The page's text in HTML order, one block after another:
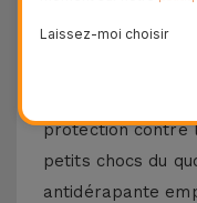
La coque en
par sa légèreté
de matériaux de
protection contre
petits chocs du
antidérapante
Laissez-moi choisir